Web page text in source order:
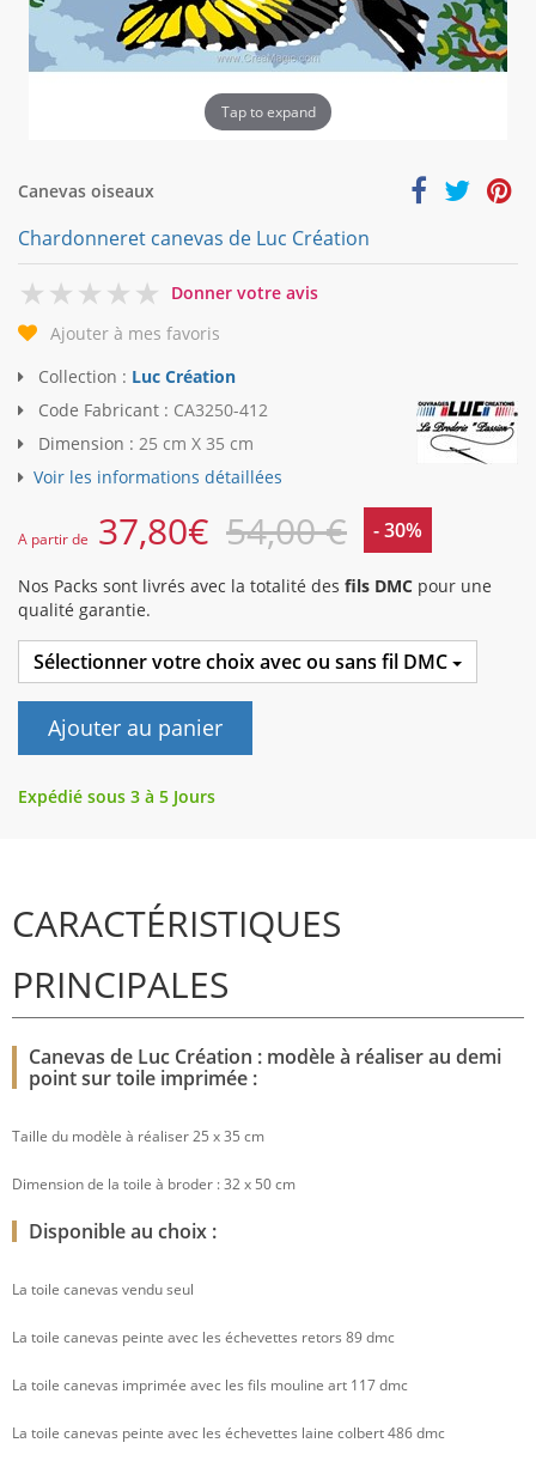
Tap to expand
Canevas oiseaux
Chardonneret canevas de Luc Création
0
Donner votre avis
Ajouter à mes favoris
Collection : Luc Création
Code Fabricant : CA3250-412
Dimension : 25 cm X 35 cm
Voir les informations détaillées
A partir de 37,80€ 54,00 € - 30%
Nos Packs sont livrés avec la totalité des fils DMC pour une
qualité garantie.
Sélectionner votre choix avec ou sans fil DMC
Ajouter au panier
Expédié sous 3 à 5 Jours
CARACTÉRISTIQUES
PRINCIPALES
Canevas de Luc Création : modèle à réaliser au demi
point sur toile imprimée :
Taille du modèle à réaliser 25 x 35 cm
Dimension de la toile à broder : 32 x 50 cm
Disponible au choix :
La toile canevas vendu seul
La toile canevas peinte avec les échevettes retors 89 dmc
La toile canevas imprimée avec les fils mouline art 117 dmc
La toile canevas peinte avec les échevettes laine colbert 486 dmc